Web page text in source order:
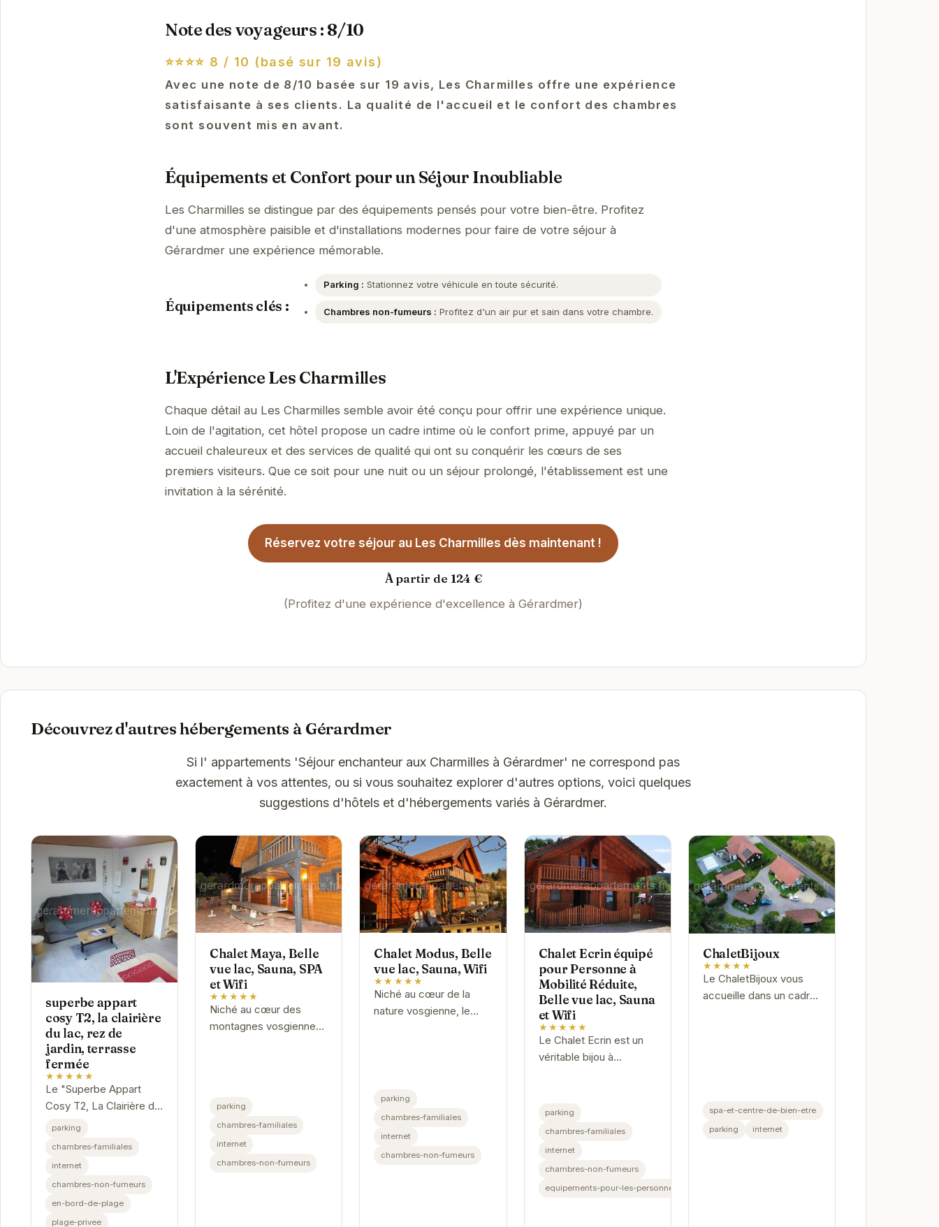
Note des voyageurs : 8/10
⭐⭐⭐⭐ 8 / 10 (basé sur 19 avis)
Avec une note de 8/10 basée sur 19 avis, Les Charmilles offre une expérience
satisfaisante à ses clients. La qualité de l'accueil et le confort des chambres
sont souvent mis en avant.
Équipements et Confort pour un Séjour Inoubliable
Les Charmilles se distingue par des équipements pensés pour votre bien-être. Profitez
d'une atmosphère paisible et d'installations modernes pour faire de votre séjour à
Gérardmer une expérience mémorable.
Équipements clés :
Parking : Stationnez votre véhicule en toute sécurité.
Chambres non-fumeurs : Profitez d'un air pur et sain dans votre chambre.
L'Expérience Les Charmilles
Chaque détail au Les Charmilles semble avoir été conçu pour offrir une expérience unique.
Loin de l'agitation, cet hôtel propose un cadre intime où le confort prime, appuyé par un
accueil chaleureux et des services de qualité qui ont su conquérir les cœurs de ses
premiers visiteurs. Que ce soit pour une nuit ou un séjour prolongé, l'établissement est une
invitation à la sérénité.
Réservez votre séjour au Les Charmilles dès maintenant !
À partir de 124 €
(Profitez d'une expérience d'excellence à Gérardmer)
Découvrez d'autres hébergements à Gérardmer
Si l' appartements 'Séjour enchanteur aux Charmilles à Gérardmer' ne correspond pas
exactement à vos attentes, ou si vous souhaitez explorer d'autres options, voici quelques
suggestions d'hôtels et d'hébergements variés à Gérardmer.
superbe appart
cosy T2, la clairière
du lac, rez de
jardin, terrasse
fermée
★★★★★
Le "Superbe Appart
Cosy T2, La Clairière du
Lac" est un
terrasse fermée...
parking
chambres-familiales
internet
chambres-non-fumeurs
en-bord-de-plage
plage-privee
Chalet Maya, Belle
vue lac, Sauna, SPA
et Wifi
★★★★★
Niché au cœur des
montagnes vosgiennes,
spa et sa vue...
parking
chambres-familiales
internet
chambres-non-fumeurs
Chalet Modus, Belle
vue lac, Sauna, Wifi
★★★★★
Niché au cœur de la
nature vosgienne, le
sa vue...
parking
chambres-familiales
internet
chambres-non-fumeurs
Chalet Ecrin équipé
pour Personne à
Mobilité Réduite,
Belle vue lac, Sauna
et Wifi
★★★★★
Le Chalet Ecrin est un
véritable bijou à
mobilité réduite, il offre
parking
chambres-familiales
internet
chambres-non-fumeurs
equipements-pour-les-personnes-handicapees
ChaletBijoux
★★★★★
Le ChaletBijoux vous
accueille dans un cadre
spa-et-centre-de-bien-etre
parking
internet